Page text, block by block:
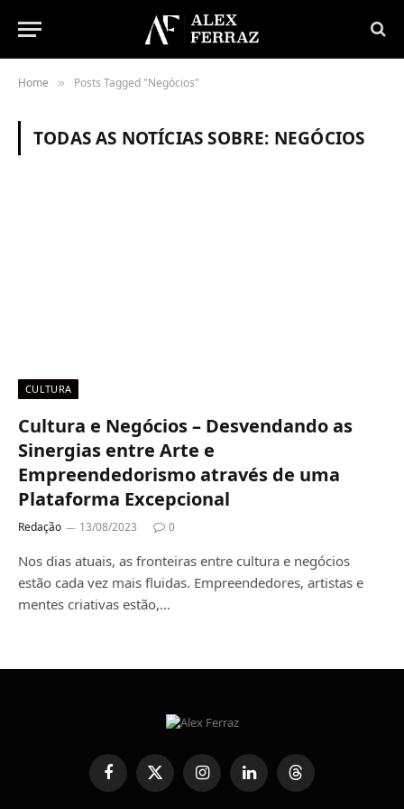
Home » Posts Tagged "Negócios"
TODAS AS NOTÍCIAS SOBRE: NEGÓCIOS
CULTURA
Cultura e Negócios – Desvendando as
Sinergias entre Arte e
Empreendedorismo através de uma
Plataforma Excepcional
Redação 13/08/2023 0
Nos dias atuais, as fronteiras entre cultura e negócios
estão cada vez mais fluidas. Empreendedores, artistas e
mentes criativas estão,…
FacebookX
(Twitter)
InstagramLinkedInThreads